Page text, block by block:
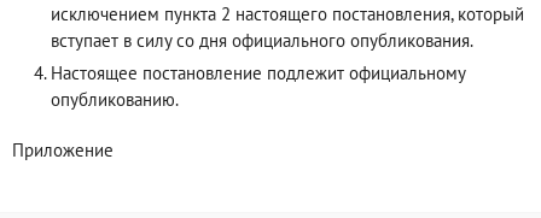
исключением пункта 2 настоящего постановления, который
вступает в силу со дня официального опубликования.
Настоящее постановление подлежит официальному
опубликованию.
Приложение